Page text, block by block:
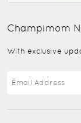
Champimom
With exclusive